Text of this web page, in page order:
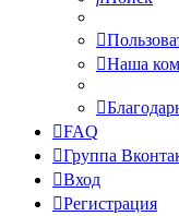
Наша
FAQ
Группа
Вход
Регистрация